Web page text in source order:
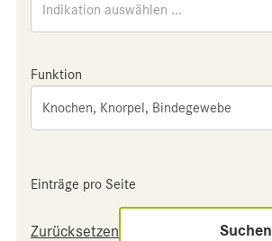
Indikation auswählen ...
Funktion
Knochen, Knorpel, Bindegewebe
Einträge pro Seite
Zurücksetzen Suchen